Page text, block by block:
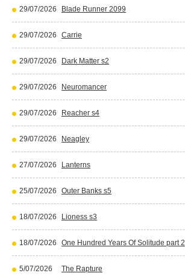
29/07/2026 Blade Runner 2099
29/07/2026 Carrie
29/07/2026 Dark Matter s2
29/07/2026 Neuromancer
29/07/2026 Reacher s4
29/07/2026 Neagley
27/07/2026 Lanterns
25/07/2026 Outer Banks s5
18/07/2026 Lioness s3
18/07/2026 One Hundred Years Of Solitude part 2
5/07/2026 The Rapture